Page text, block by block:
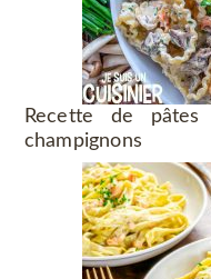
Recette de
champignons